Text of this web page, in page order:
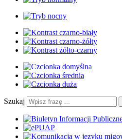
Szukaj